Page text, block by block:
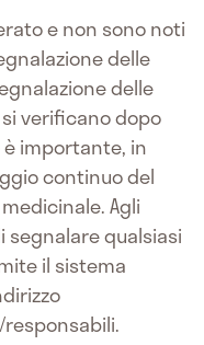
e non sono noti
delle
delle
verificano dopo
è importante, in
continuo del
Agli
qualsiasi
il sistema